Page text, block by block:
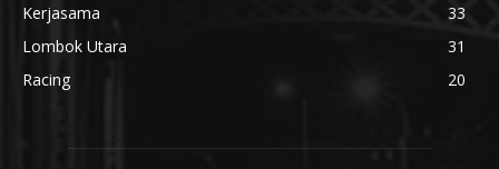
Kerjasama
33
Lombok Utara
31
Racing
20